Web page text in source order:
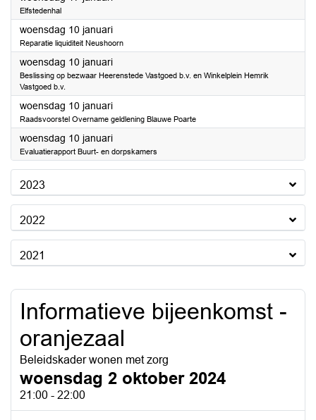
Elfstedenhal
woensdag 10 januari2024
Reparatie liquiditeit Neushoorn
woensdag 10 januari2024
Beslissing op bezwaar Heerenstede Vastgoed b.v. en Winkelplein Hemrik
Vastgoed b.v.
woensdag 10 januari2024
Raadsvoorstel Overname geldlening Blauwe Poarte
woensdag 10 januari2024
Evaluatierapport Buurt- en dorpskamers
2023
2022
2021
Informatieve bijeenkomst -
oranjezaal
Beleidskader wonen met zorg
woensdag 2 oktober 2024
21:00 - 22:00